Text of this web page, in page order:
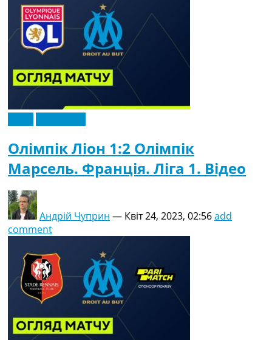
Олімпік Ліон 1:2 Олімпік
Марсель. Франція. Ліга 1. Відео
Андрій Чуприн — Квіт 24, 2023, 02:56add
comment